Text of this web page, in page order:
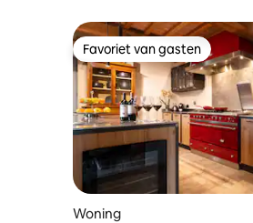
Favoriet van gasten
Favoriet van gasten
Woning